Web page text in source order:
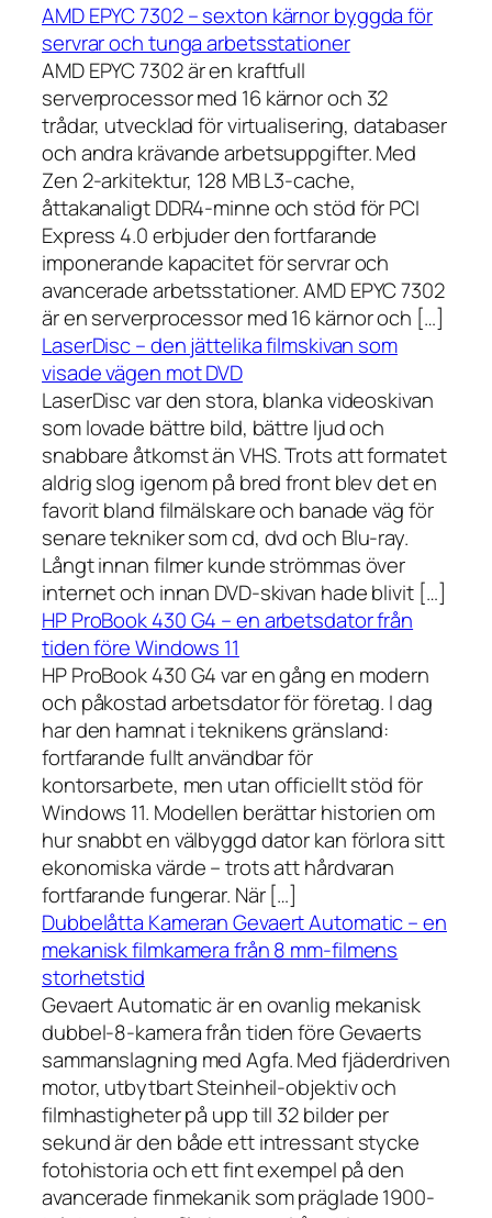
AMD EPYC 7302 – sexton kärnor byggda för
servrar och tunga arbetsstationer
AMD EPYC 7302 är en kraftfull
serverprocessor med 16 kärnor och 32
trådar, utvecklad för virtualisering, databaser
och andra krävande arbetsuppgifter. Med
Zen 2-arkitektur, 128 MB L3-cache,
åttakanaligt DDR4-minne och stöd för PCI
Express 4.0 erbjuder den fortfarande
imponerande kapacitet för servrar och
avancerade arbetsstationer. AMD EPYC 7302
är en serverprocessor med 16 kärnor och […]
LaserDisc – den jättelika filmskivan som
visade vägen mot DVD
LaserDisc var den stora, blanka videoskivan
som lovade bättre bild, bättre ljud och
snabbare åtkomst än VHS. Trots att formatet
aldrig slog igenom på bred front blev det en
favorit bland filmälskare och banade väg för
senare tekniker som cd, dvd och Blu-ray.
Långt innan filmer kunde strömmas över
internet och innan DVD-skivan hade blivit […]
HP ProBook 430 G4 – en arbetsdator från
tiden före Windows 11
HP ProBook 430 G4 var en gång en modern
och påkostad arbetsdator för företag. I dag
har den hamnat i teknikens gränsland:
fortfarande fullt användbar för
kontorsarbete, men utan officiellt stöd för
Windows 11. Modellen berättar historien om
hur snabbt en välbyggd dator kan förlora sitt
ekonomiska värde – trots att hårdvaran
fortfarande fungerar. När […]
Dubbelåtta Kameran Gevaert Automatic – en
mekanisk filmkamera från 8 mm-filmens
storhetstid
Gevaert Automatic är en ovanlig mekanisk
dubbel-8-kamera från tiden före Gevaerts
sammanslagning med Agfa. Med fjäderdriven
motor, utbytbart Steinheil-objektiv och
filmhastigheter på upp till 32 bilder per
sekund är den både ett intressant stycke
fotohistoria och ett fint exempel på den
avancerade finmekanik som präglade 1900-